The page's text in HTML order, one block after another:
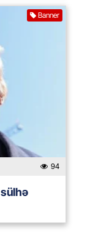
Banner
94